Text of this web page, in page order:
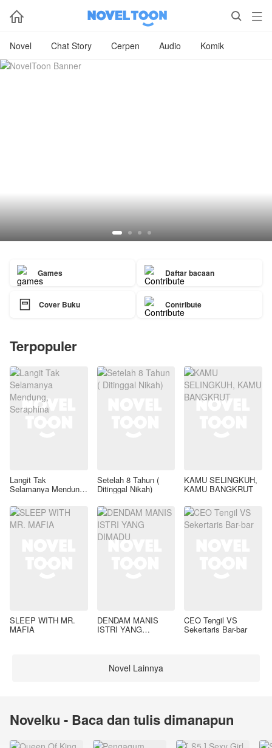
  
Novel Chat Story Cerpen Audio Komik
Games Daftar bacaan
 Cover Buku Contribute
Terpopuler
Langit Tak
Selamanya Mendung,
Setelah 8 Tahun (
Ditinggal Nikah)
KAMU SELINGKUH,
KAMU BANGKRUT
SLEEP WITH MR.
MAFIA
DENDAM MANIS
ISTRI YANG
CEO Tengil VS
Sekertaris Bar-bar
Novel Lainnya
Novelku - Baca dan tulis dimanapun